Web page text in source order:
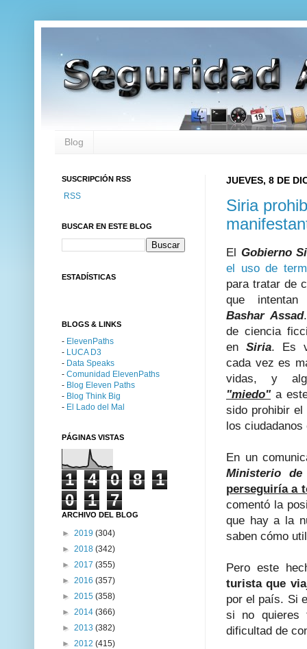
Blog
JUEVES, 8 DE
Siria
El Gobierno
el uso de
para tratar de
que intentan
Bashar Assad
de ciencia
enSiria. Es
cada vez es
vidas, y
"miedo" a
sido prohibir el
los
En un
Ministerio
perseguiría a
comentó la
que hay a la
saben cómo
Pero este
turista que
por el país. Si
si no quieres
dificultad de
SUSCRIPCIÓN RSS
RSS
BUSCAR EN ESTE BLOG
ESTADÍSTICAS
BLOGS & LINKS
- ElevenPaths
- LUCA D3
- Data Speaks
- Comunidad ElevenPaths
- Blog Eleven Paths
- Blog Think Big
- El Lado del Mal
PÁGINAS VISTAS
1 4 0 8
1
0
1 7
ARCHIVO DEL BLOG
► 2019 (304)
► 2018 (342)
► 2017 (355)
► 2016 (357)
► 2015 (358)
► 2014 (366)
► 2013 (382)
► 2012 (415)